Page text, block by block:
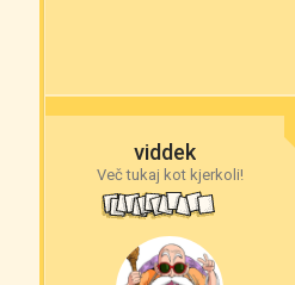
viddek
Več tukaj kot kjerkoli!